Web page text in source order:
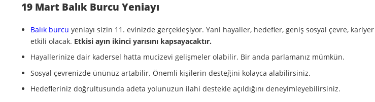
19 Mart Balık Burcu Yeniayı
Balık burcu yeniayı sizin 11. evinizde gerçekleşiyor. Yani hayaller, hedefler, geniş sosyal çevre,
etkili olacak. Etkisi ayın ikinci yarısını kapsayacaktır.
Hayallerinize dair kadersel hatta mucizevi gelişmeler olabilir. Bir anda parlamanız mümkün.
Sosyal çevrenizde ününüz artabilir. Önemli kişilerin desteğini kolayca alabilirsiniz.
Hedefleriniz doğrultusunda adeta yolunuzun ilahi destekle açıldığını deneyimleyebilirsiniz.